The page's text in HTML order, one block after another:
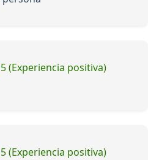
5 (Experiencia positiva)
5 (Experiencia positiva)